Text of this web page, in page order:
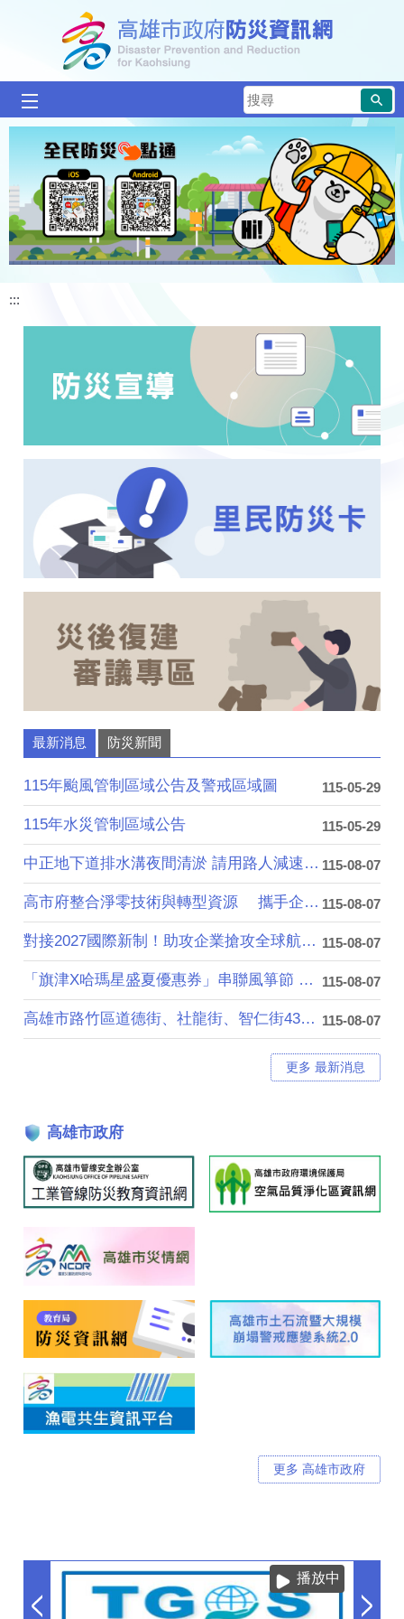
跳到主要內容區塊
搜
尋
:::
最新消息 防災新聞
115-05-29
115年颱風管制區域公告及警戒區域圖
115-05-29
115年水災管制區域公告
115-08-07
中正地下道排水溝夜間清淤 請用路人減速慢行
115-08-07
高市府整合淨零技術與轉型資源 攜手企業加速....
115-08-07
對接2027國際新制！助攻企業搶攻全球航太商....
115-08-07
「旗津X哈瑪星盛夏優惠券」串聯風箏節 首週吸....
115-08-07
高雄市路竹區道德街、社龍街、智仁街43巷，於....
更多 最新消息
高雄市政府
更多 高雄市政府
播放中